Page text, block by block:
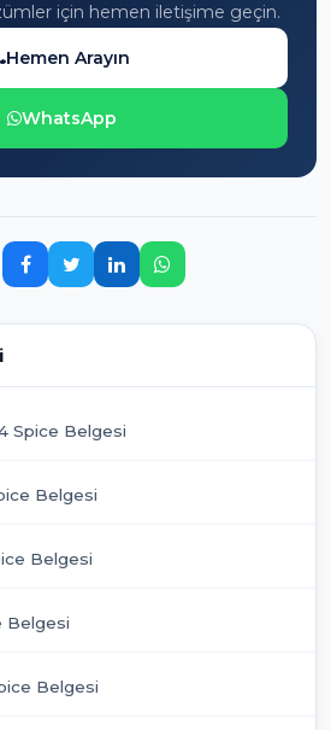
için hemen iletişime geçin.
Hemen Arayın
WhatsApp
Spice Belgesi
Belgesi
Belgesi
Belgesi
Belgesi